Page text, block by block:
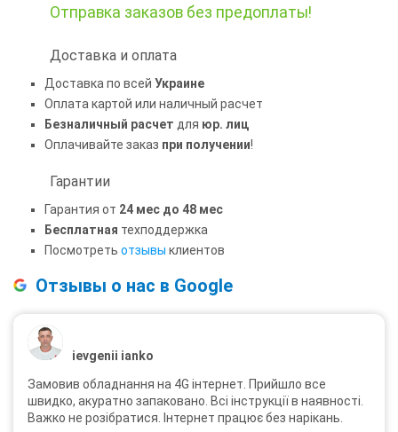
Отправка заказов без предоплаты!
Доставка и оплата
Доставка по всей Украине
Оплата картой или наличный расчет
Безналичный расчет для юр. лиц
Оплачивайте заказ при получении!
Гарантии
Гарантия от 24 мес до 48 мес
Бесплатная техподдержка
Посмотреть отзывы клиентов
Отзывы о нас в Google
ievgenii ianko
Замовив обладнання на 4G інтернет. Прийшло все
швидко, акуратно запаковано. Всі інструкції в наявності.
Важко не розібратися. Інтернет працює без нарікань.